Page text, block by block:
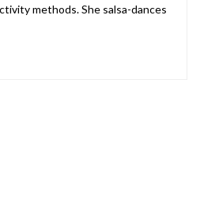
methods. She salsa-dances